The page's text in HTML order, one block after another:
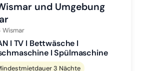
und Umgebung
Wismar
I TV I Bettwäsche I
I Spülmaschine
3 Nächte